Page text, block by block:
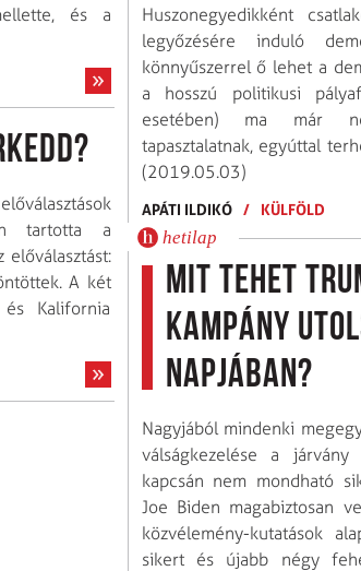
és a
tartotta a
előválasztást:
A két
Kalifornia
Huszonegyedikként
legyőzésére induló
könnyűszerrel ő lehet a
a hosszú politikusi
esetében) ma már
tapasztalatnak, egyúttal
(2019.05.03)
APÁTI ILDIKÓ / KÜLFÖLD
hetilap
Mit tehet
kampány
napjában?
Nagyjából mindenki
válságkezelése a
kapcsán nem mondható
Joe Biden magabiztosan
közvélemény-kutatások
sikert és újabb négy